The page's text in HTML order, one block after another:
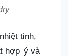
tình,
hợp lý và